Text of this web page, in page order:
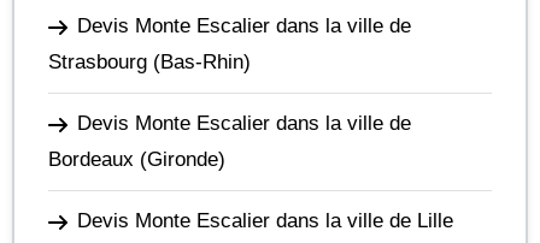
Devis Monte Escalier dans la ville de
Strasbourg (Bas-Rhin)
Devis Monte Escalier dans la ville de
Bordeaux (Gironde)
Devis Monte Escalier dans la ville de Lille